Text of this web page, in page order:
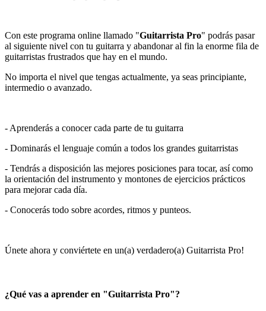
Con este programa online llamado "Guitarrista Pro" podrás pasar
al siguiente nivel con tu guitarra y abandonar al fin la enorme fila de
guitarristas frustrados que hay en el mundo.
No importa el nivel que tengas actualmente, ya seas principiante,
intermedio o avanzado.
- Aprenderás a conocer cada parte de tu guitarra
- Dominarás el lenguaje común a todos los grandes guitarristas
- Tendrás a disposición las mejores posiciones para tocar, así como
la orientación del instrumento y montones de ejercicios prácticos
para mejorar cada día.
- Conocerás todo sobre acordes, ritmos y punteos.
Únete ahora y conviértete en un(a) verdadero(a) Guitarrista Pro!
¿Qué vas a aprender en "Guitarrista Pro"?